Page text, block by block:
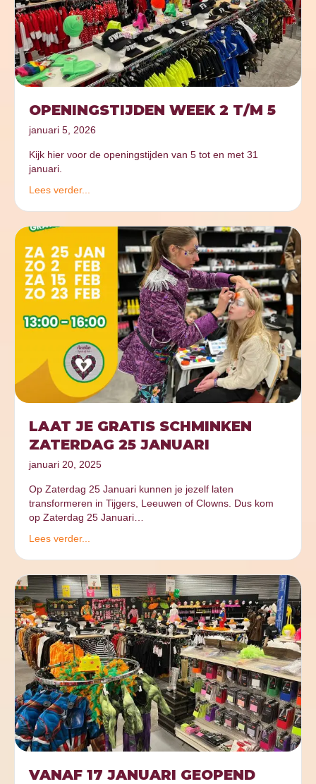
OPENINGSTIJDEN WEEK 2 T/M 5
januari 5, 2026
Kijk hier voor de openingstijden van 5 tot en met 31
januari.
Lees verder...
LAAT JE GRATIS SCHMINKEN
ZATERDAG 25 JANUARI
januari 20, 2025
Op Zaterdag 25 Januari kunnen je jezelf laten
transformeren in Tijgers, Leeuwen of Clowns. Dus kom
op Zaterdag 25 Januari…
Lees verder...
VANAF 17 JANUARI GEOPEND